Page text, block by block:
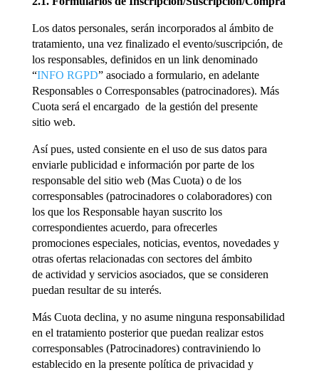
Los datos personales, serán incorporados al ámbito de
tratamiento, una vez finalizado el evento/suscripción, de
los responsables, definidos en un link denominado
“INFO RGPD” asociado a formulario, en adelante
Responsables o Corresponsables (patrocinadores). Más
Cuota será el encargado de la gestión del presente
sitio web.
Así pues, usted consiente en el uso de sus datos para
enviarle publicidad e información por parte de los
responsable del sitio web (Mas Cuota) o de los
corresponsables (patrocinadores o colaboradores) con
los que los Responsable hayan suscrito los
correspondientes acuerdo, para ofrecerles
promociones especiales, noticias, eventos, novedades y
otras ofertas relacionadas con sectores del ámbito
de actividad y servicios asociados, que se consideren
puedan resultar de su interés.
Más Cuota declina, y no asume ninguna responsabilidad
en el tratamiento posterior que puedan realizar estos
corresponsables (Patrocinadores) contraviniendo lo
establecido en la presente política de privacidad y